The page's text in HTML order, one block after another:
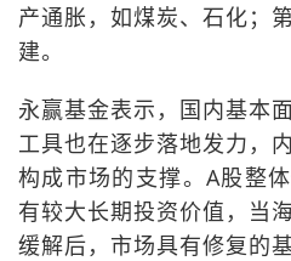
产通胀，如煤炭、石化；
建。
永赢基金表示，国内基本
工具也在逐步落地发力，
构成市场的支撑。A股整
有较大长期投资价值，当
缓解后，市场具有修复的